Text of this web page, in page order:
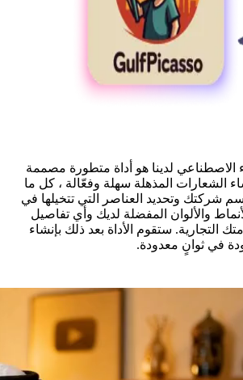
الاصطناعي لدينا هو أداة متطورة مصممة
الشعارات المذهلة سهلة وفعّالة ، كل ما
شركتك وتحديد العناصر التي تتخيلها في
والألوان المفضلة لديك وأي تفاصيل
التجارية. ستقوم الأداة بعد ذلك بإنشاء
في ثوانٍ معدودة.